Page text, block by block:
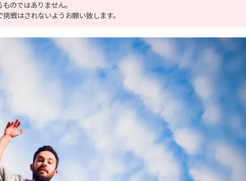
のではありません。
戦はされないようお願い致します。